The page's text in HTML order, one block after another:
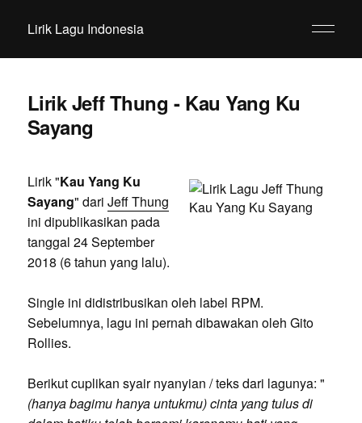
Lirik Lagu Indonesia
Lirik Jeff Thung - Kau Yang Ku
Sayang
Lirik "Kau Yang Ku
Sayang" dari Jeff Thung
ini dipublikasikan pada
tanggal 24 September
2018 (6 tahun yang lalu).
Single ini didistribusikan oleh label RPM.
Sebelumnya, lagu ini pernah dibawakan oleh Gito
Rollies.
Berikut cuplikan syair nyanyian / teks dari lagunya: "
(hanya bagimu hanya untukmu) cinta yang tulus di